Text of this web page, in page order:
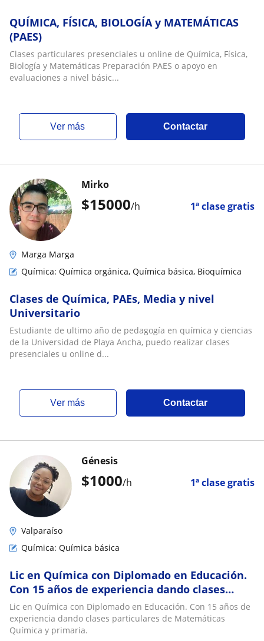
QUÍMICA, FÍSICA, BIOLOGÍA y MATEMÁTICAS
(PAES)
Clases particulares presenciales u online de Química, Física,
Biología y Matemáticas Preparación PAES o apoyo en
evaluaciones a nivel básic...
ver más Contactar
$15000/h 1ª clase gratis
Mirko
Marga Marga
Química: Química orgánica, Química básica, Bioquímica
Clases de Química, PAEs, Media y nivel
Universitario
Estudiante de ultimo año de pedagogía en química y ciencias
de la Universidad de Playa Ancha, puedo realizar clases
presenciales u online d...
ver más Contactar
$1000/h 1ª clase gratis
Génesis
Valparaíso
Química: Química básica
Lic en Química con Diplomado en Educación.
Con 15 años de experiencia dando clases
particulares de Matemáticas Química y
primaria
Lic en Química con Diplomado en Educación. Con 15 años de
experiencia dando clases particulares de Matemáticas
Química y primaria.